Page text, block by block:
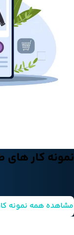
نمونه کار
مشاهده همه نمونه